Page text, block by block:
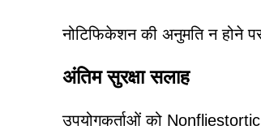
नोटिफिकेशन की अनुमति न होने
अंतिम सुरक्षा सलाह
उपयोगकर्ताओं को